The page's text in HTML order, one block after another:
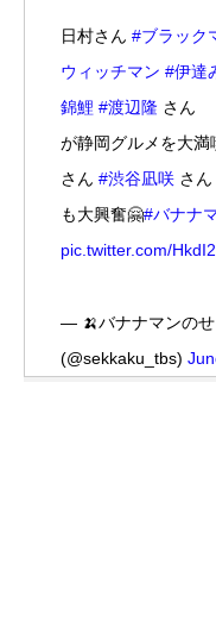
日村さん #ブラック
ウィッチマン #伊達
錦鯉 #渡辺隆 さん
が静岡グルメを大満
さん #渋谷凪咲 さん
も大興奮🤗#バナナ
pic.twitter.com/
— 🍌バナナマンのせ
(@sekkaku_tbs)